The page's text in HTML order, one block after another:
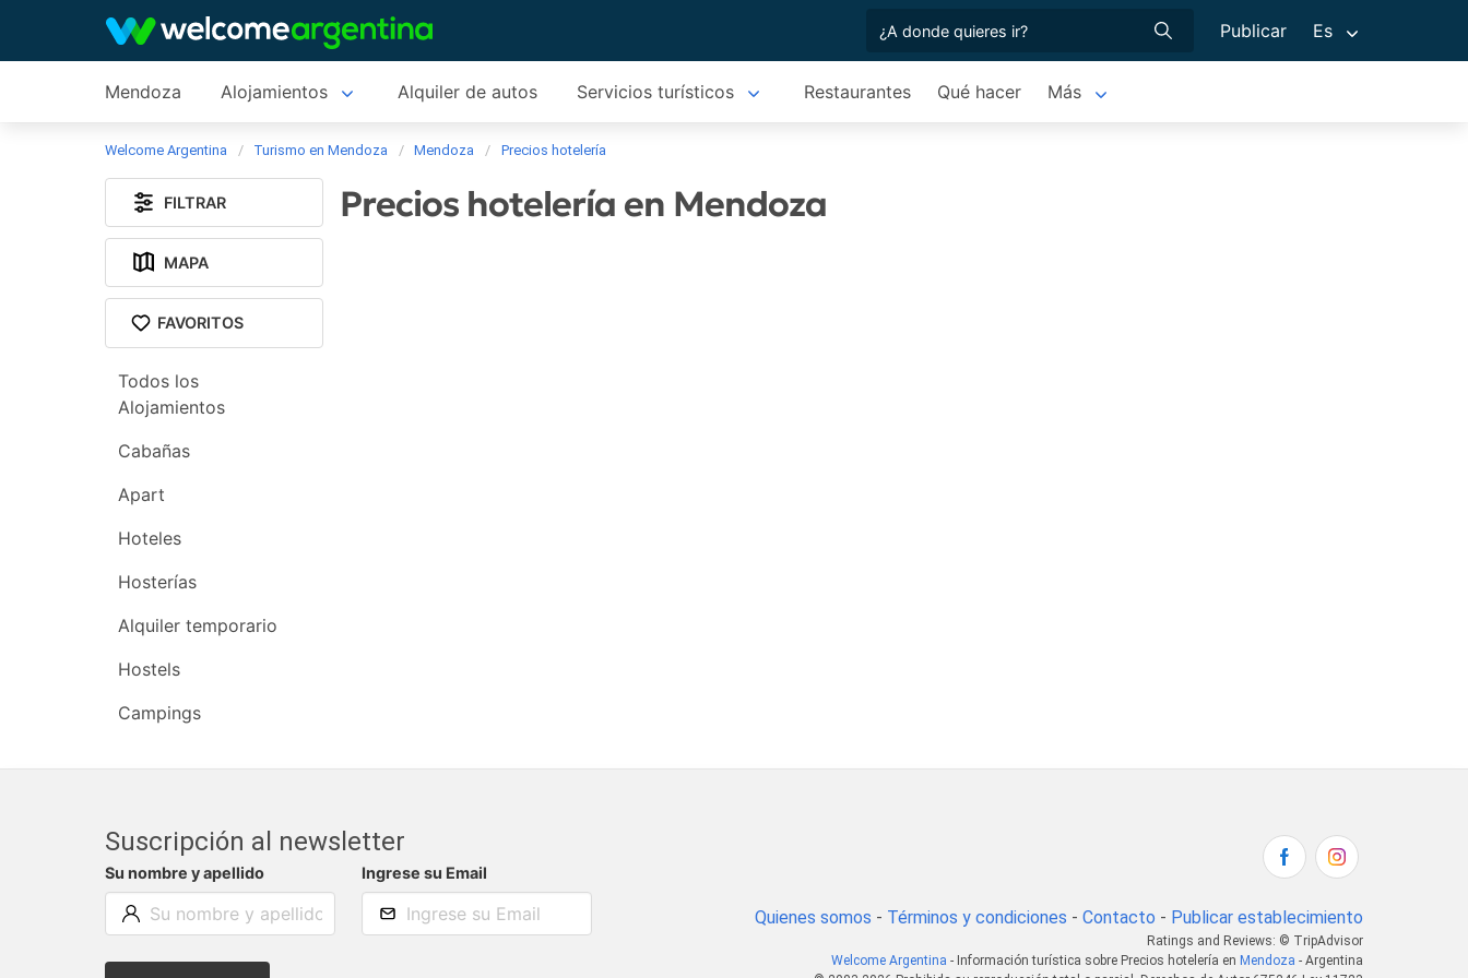
Publicar Es
Mendoza Alojamientos Alquiler de autos Servicios turísticos Restaurantes Qué hacer Más
Welcome Argentina Turismo en Mendoza Mendoza Precios hotelería
Precios hotelería en Mendoza
FILTRAR
MAPA
FAVORITOS
Todos los
Alojamientos
Cabañas
Apart
Hoteles
Hosterías
Alquiler temporario
Hostels
Campings
Suscripción al newsletter
Su nombre y apellido Ingrese su Email
Quienes somos - Términos y condiciones - Contacto - Publicar establecimiento
Ratings and Reviews: © TripAdvisor
Welcome Argentina - Información turística sobre Precios hotelería en Mendoza - Argentina